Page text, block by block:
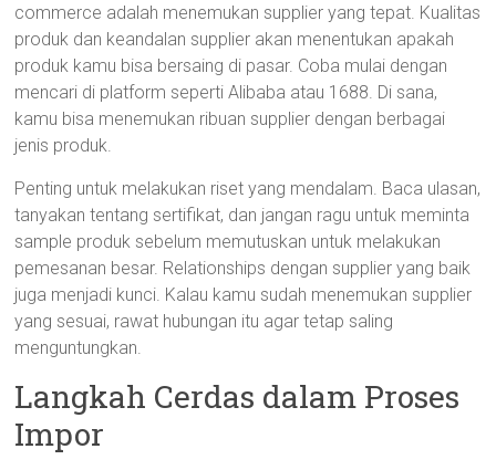
commerce adalah menemukan supplier yang tepat. Kualitas
produk dan keandalan supplier akan menentukan apakah
produk kamu bisa bersaing di pasar. Coba mulai dengan
mencari di platform seperti Alibaba atau 1688. Di sana,
kamu bisa menemukan ribuan supplier dengan berbagai
jenis produk.
Penting untuk melakukan riset yang mendalam. Baca ulasan,
tanyakan tentang sertifikat, dan jangan ragu untuk meminta
sample produk sebelum memutuskan untuk melakukan
pemesanan besar. Relationships dengan supplier yang baik
juga menjadi kunci. Kalau kamu sudah menemukan supplier
yang sesuai, rawat hubungan itu agar tetap saling
menguntungkan.
Langkah Cerdas dalam Proses
Impor